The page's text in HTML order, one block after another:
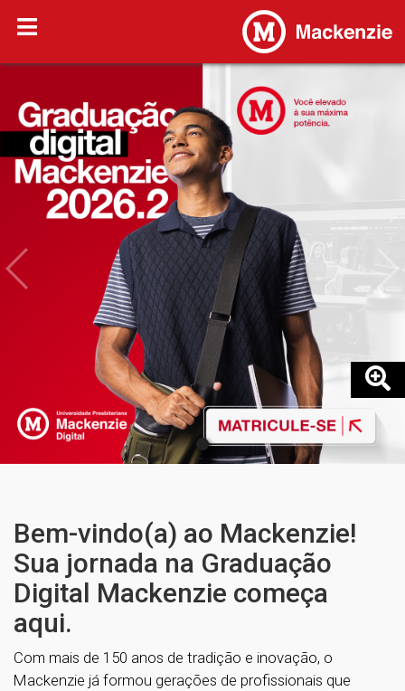
Bem-vindo(a) ao Mackenzie!
Sua jornada na Graduação
Digital Mackenzie começa
aqui.
Com mais de 150 anos de tradição e inovação, o
Mackenzie já formou gerações de profissionais que